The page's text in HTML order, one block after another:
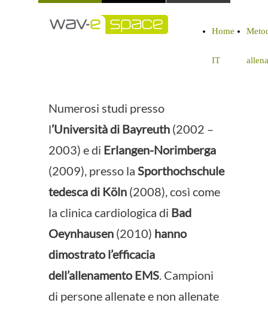
Home
IT
Numerosi studi presso
l’Università di Bayreuth (2002 –
2003) e di Erlangen-Norimberga
(2009), presso la Sporthochschule
tedesca di Köln (2008), così come
la clinica cardiologica di Bad
Oeynhausen (2010) hanno
dimostrato l’efficacia
dell’allenamento EMS. Campioni
di persone allenate e non allenate